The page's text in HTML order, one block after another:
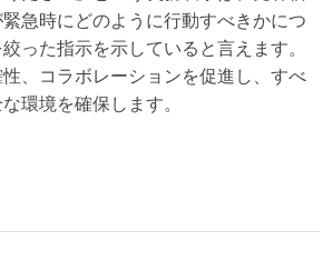
急時にどのように行動すべきかにつ
った指示を示していると言えます。
、コラボレーションを促進し、すべ
環境を確保します。